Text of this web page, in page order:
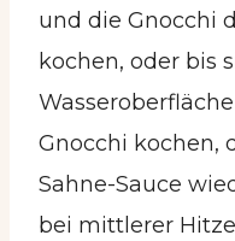
und die Gnocchi
kochen, oder bis
Gnocchi kochen,
Sahne-Sauce
bei mittlerer